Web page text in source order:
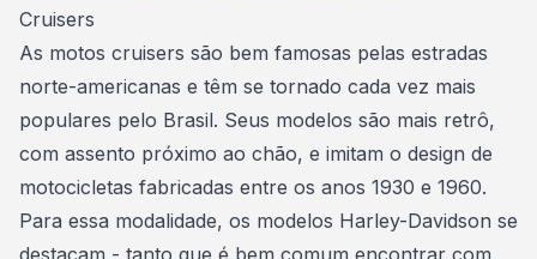
Cruisers
As motos cruisers são bem famosas pelas estradas
norte-americanas e têm se tornado cada vez mais
populares pelo Brasil. Seus modelos são mais retrô,
com assento próximo ao chão, e imitam o design de
motocicletas fabricadas entre os anos 1930 e 1960.
Para essa modalidade, os modelos Harley-Davidson se
destacam - tanto que é bem comum encontrar com